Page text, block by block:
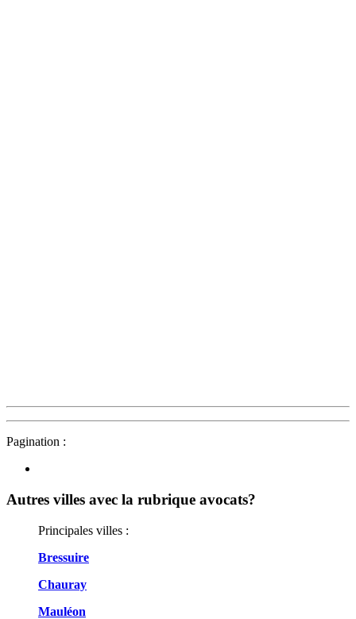
Pagination :
Autres villes avec la rubrique avocats?
Principales villes :
Bressuire
Chauray
Mauléon